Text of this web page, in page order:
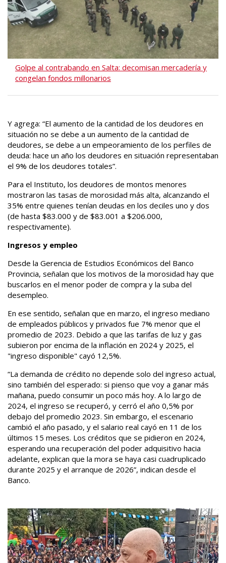
Golpe al contrabando en Salta: decomisan mercadería y
congelan fondos millonarios
Y agrega: “El aumento de la cantidad de los deudores en
situación no se debe a un aumento de la cantidad de
deudores, se debe a un empeoramiento de los perfiles de
deuda: hace un año los deudores en situación representaban
el 9% de los deudores totales”.
Para el Instituto, los deudores de montos menores
mostraron las tasas de morosidad más alta, alcanzando el
35% entre quienes tenían deudas en los deciles uno y dos
(de hasta $83.000 y de $83.001 a $206.000,
respectivamente).
Ingresos y empleo
Desde la Gerencia de Estudios Económicos del Banco
Provincia, señalan que los motivos de la morosidad hay que
buscarlos en el menor poder de compra y la suba del
desempleo.
En ese sentido, señalan que en marzo, el ingreso mediano
de empleados públicos y privados fue 7% menor que el
promedio de 2023. Debido a que las tarifas de luz y gas
subieron por encima de la inflación en 2024 y 2025, el
"ingreso disponible" cayó 12,5%.
“La demanda de crédito no depende solo del ingreso actual,
sino también del esperado: si pienso que voy a ganar más
mañana, puedo consumir un poco más hoy. A lo largo de
2024, el ingreso se recuperó, y cerró el año 0,5% por
debajo del promedio 2023. Sin embargo, el escenario
cambió el año pasado, y el salario real cayó en 11 de los
últimos 15 meses. Los créditos que se pidieron en 2024,
esperando una recuperación del poder adquisitivo hacia
adelante, explican que la mora se haya casi cuadruplicado
durante 2025 y el arranque de 2026”, indican desde el
Banco.